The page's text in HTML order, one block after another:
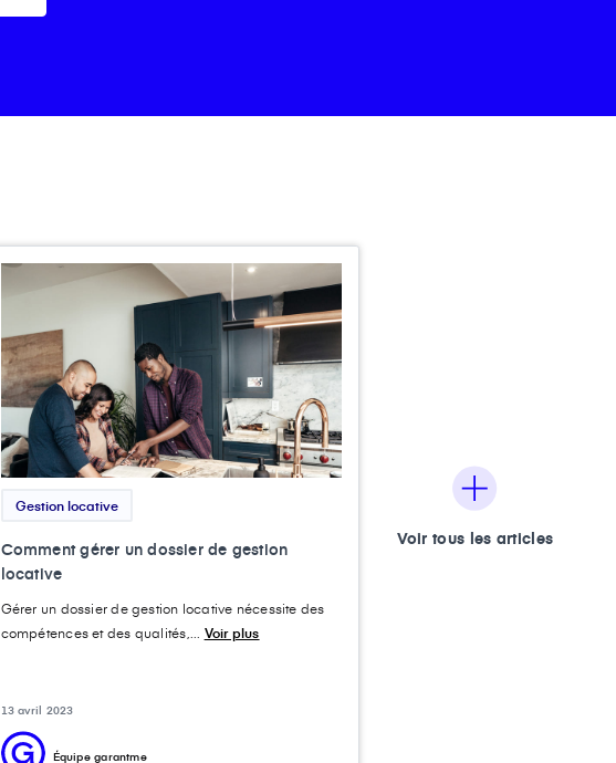
Gestion locative
Comment gérer un dossier de gestion
locative
Gérer un dossier de gestion locative nécessite des
compétences et des qualités,... Voir plus
13 avril 2023
Équipe garantme
Voir tous les articles